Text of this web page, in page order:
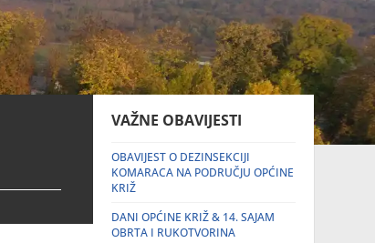
VAŽNE OBAVIJESTI
OBAVIJEST O DEZINSEKCIJI
KOMARACA NA PODRUČJU OPĆINE
KRIŽ
DANI OPĆINE KRIŽ & 14. SAJAM
OBRTA I RUKOTVORINA